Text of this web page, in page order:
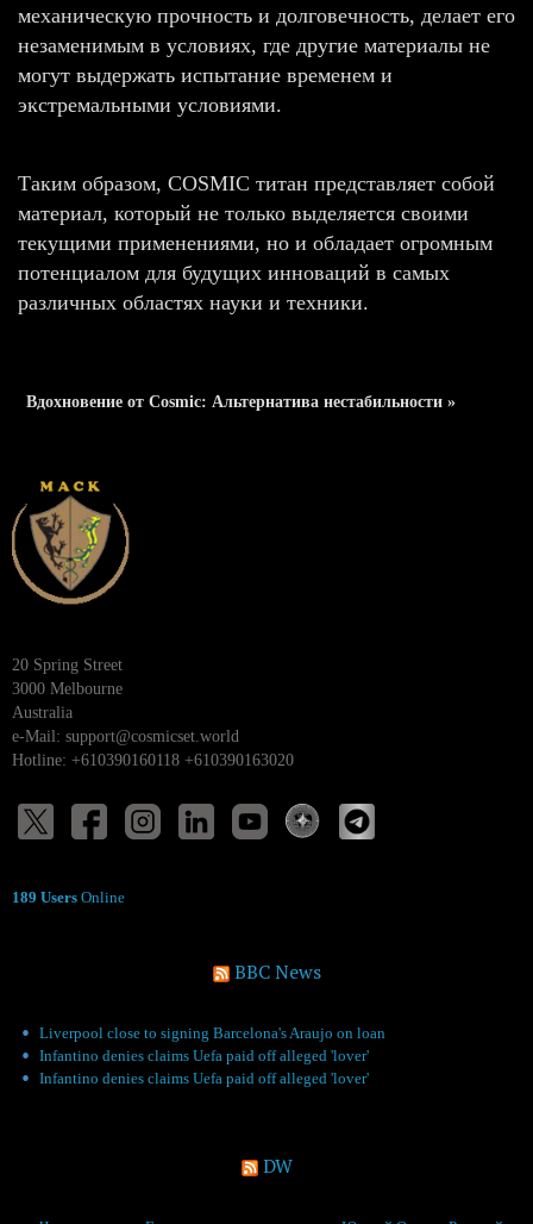
механическую прочность и долговечность, делает его
незаменимым в условиях, где другие материалы не
могут выдержать испытание временем и
экстремальными условиями.
Таким образом, COSMIC титан представляет собой
материал, который не только выделяется своими
текущими применениями, но и обладает огромным
потенциалом для будущих инноваций в самых
различных областях науки и техники.
Вдохновение от Cosmic: Альтернатива нестабильности »
20 Spring Street
3000 Melbourne
Australia
e-Mail: support@cosmicset.world
Hotline: +610390160118 +610390163020
189 Users Online
BBC News
Liverpool close to signing Barcelona's Araujo on loan
Infantino denies claims Uefa paid off alleged 'lover'
Infantino denies claims Uefa paid off alleged 'lover'
DW